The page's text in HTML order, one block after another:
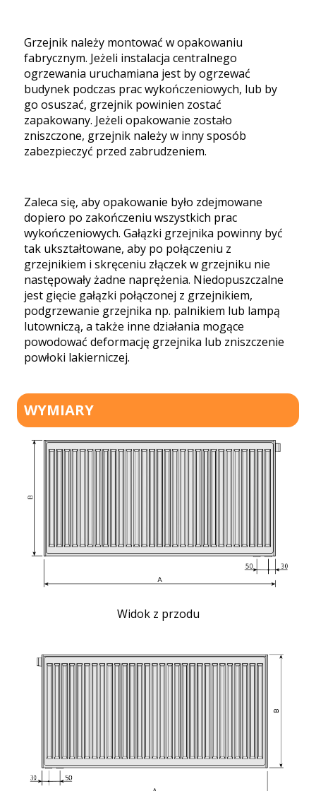
Grzejnik należy montować w opakowaniu
fabrycznym. Jeżeli instalacja centralnego
ogrzewania uruchamiana jest by ogrzewać
budynek podczas prac wykończeniowych, lub by
go osuszać, grzejnik powinien zostać
zapakowany. Jeżeli opakowanie zostało
zniszczone, grzejnik należy w inny sposób
zabezpieczyć przed zabrudzeniem.
Zaleca się, aby opakowanie było zdejmowane
dopiero po zakończeniu wszystkich prac
wykończeniowych. Gałązki grzejnika powinny być
tak ukształtowane, aby po połączeniu z
grzejnikiem i skręceniu złączek w grzejniku nie
następowały żadne naprężenia. Niedopuszczalne
jest gięcie gałązki połączonej z grzejnikiem,
podgrzewanie grzejnika np. palnikiem lub lampą
lutowniczą, a także inne działania mogące
powodować deformację grzejnika lub zniszczenie
powłoki lakierniczej.
WYMIARY
Widok z przodu